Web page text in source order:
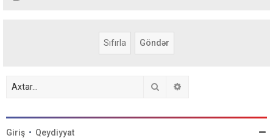
Axtar
Giriş • Qeydiyyat